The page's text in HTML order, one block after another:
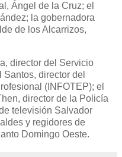
Ángel de la Cruz; el
la gobernadora
de los Alcarrizos,
director del Servicio
director del
(INFOTEP); el
director de la Policía
televisión Salvador
y regidores de
Domingo Oeste.